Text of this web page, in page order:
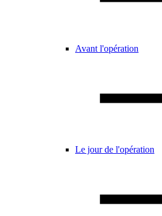
Avant l'opération
Le jour de l'opération